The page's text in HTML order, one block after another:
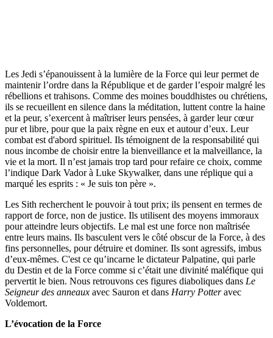
Les Jedi s’épanouissent à la lumière de la Force qui leur permet de
maintenir l’ordre dans la République et de garder l’espoir malgré les
rébellions et trahisons. Comme des moines bouddhistes ou chrétiens,
ils se recueillent en silence dans la méditation, luttent contre la haine
et la peur, s’exercent à maîtriser leurs pensées, à garder leur cœur
pur et libre, pour que la paix règne en eux et autour d’eux. Leur
combat est d'abord spirituel. Ils témoignent de la responsabilité qui
nous incombe de choisir entre la bienveillance et la malveillance, la
vie et la mort. Il n’est jamais trop tard pour refaire ce choix, comme
l’indique Dark Vador à Luke Skywalker, dans une réplique qui a
marqué les esprits : « Je suis ton père ».
Les Sith recherchent le pouvoir à tout prix; ils pensent en termes de
rapport de force, non de justice. Ils utilisent des moyens immoraux
pour atteindre leurs objectifs. Le mal est une force non maîtrisée
entre leurs mains. Ils basculent vers le côté obscur de la Force, à des
fins personnelles, pour détruire et dominer. Ils sont agressifs, imbus
d’eux-mêmes. C'est ce qu’incarne le dictateur Palpatine, qui parle
du Destin et de la Force comme si c’était une divinité maléfique qui
pervertit le bien. Nous retrouvons ces figures diaboliques dans Le
Seigneur des anneaux avec Sauron et dans Harry Potteravec
Voldemort.
L’évocation de la Force